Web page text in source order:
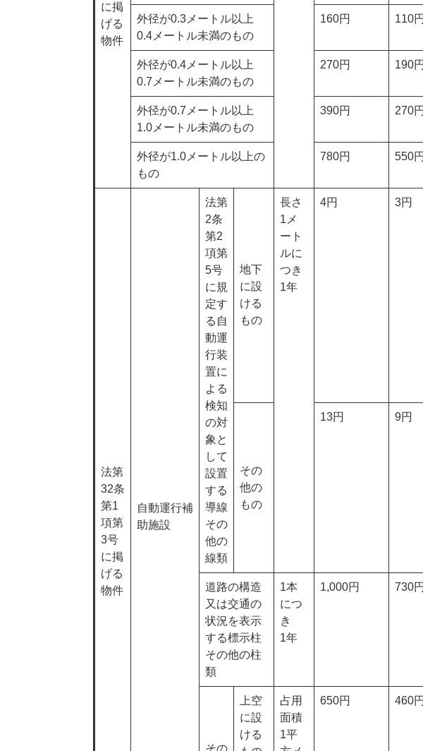
に掲
げる
物件
外径が0.3メートル以上
0.4メートル未満のもの
160円 110円
外径が0.4メートル以上
0.7メートル未満のもの
270円 190円
外径が0.7メートル以上
1.0メートル未満のもの
390円 270円
外径が1.0メートル以上の
もの
780円 550円
法第
32条
第1
項第
3号
に掲
げる
物件
自動運行補
助施設
法第
2条
第2
項第
5号
に規
定す
る自
動運
行装
置に
よる
検知
の対
象と
して
設置
する
導線
その
他の
線類
地下
に設
ける
もの
長さ
1メ
ート
ルに
つき
1年
4円 3円
その
他の
もの
13円 9円
道路の構造
又は交通の
状況を表示
する標示柱
その他の柱
類
1本
につ
き
1年
1,000円 730円
その
上空
に設
ける
占用
面積
1平
650円 460円